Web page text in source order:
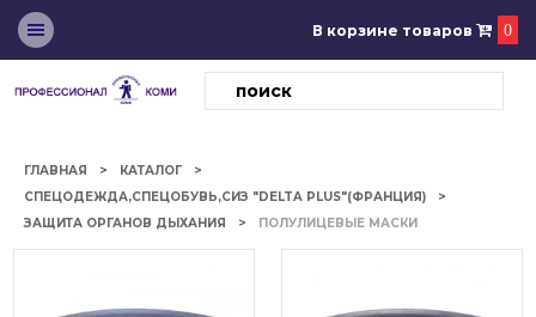
В корзине товаров 0
ГЛАВНАЯ
КАТАЛОГ
СПЕЦОДЕЖДА,СПЕЦОБУВЬ,СИЗ "DELTA PLUS"(ФРАНЦИЯ)
ЗАЩИТА ОРГАНОВ ДЫХАНИЯ
ПОЛУЛИЦЕВЫЕ МАСКИ